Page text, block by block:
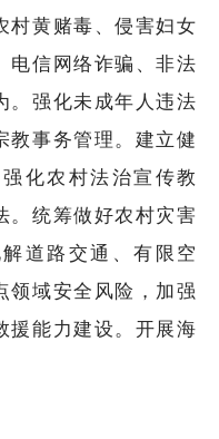
村黄赌毒、侵害妇女
电信网络诈骗、非法
。强化未成年人违法
教事务管理。建立健
化农村法治宣传教
。统筹做好农村灾害
道路交通、有限空
领域安全风险，加强
援能力建设。开展海